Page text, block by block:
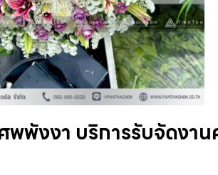
พพังงา บริการรับจัดงา